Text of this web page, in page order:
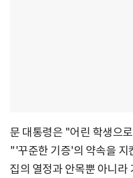
문 대통령은 "어린 학생으
"'꾸준한 기증'의 약속을 지
집의 열정과 안목뿐 아니라